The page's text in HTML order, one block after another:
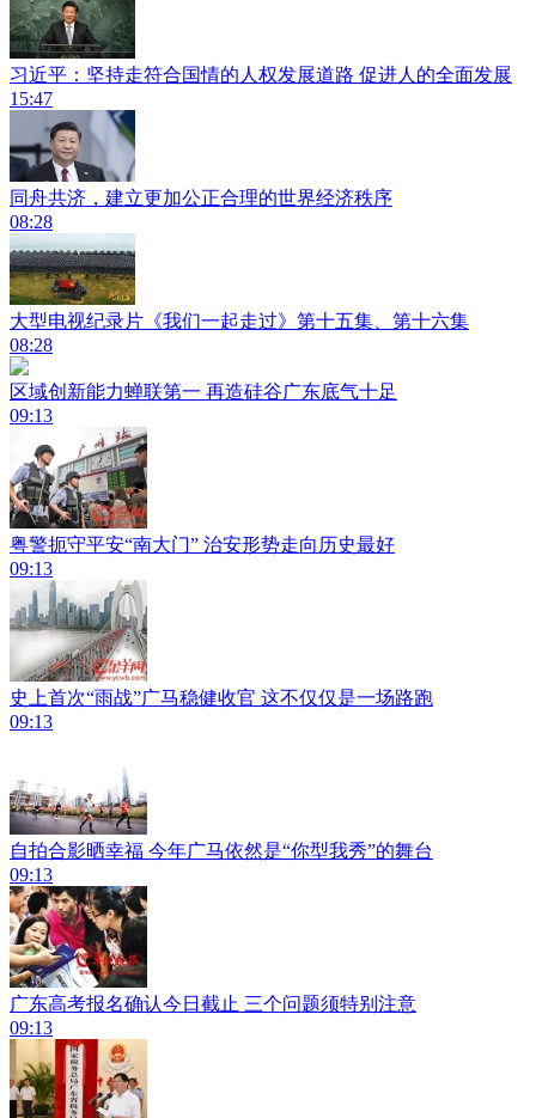
习近平：坚持走符合国情的人权发展道路 促进人的全面发展
15:47
同舟共济，建立更加公正合理的世界经济秩序
08:28
大型电视纪录片《我们一起走过》第十五集、第十六集
08:28
区域创新能力蝉联第一 再造硅谷广东底气十足
09:13
粤警扼守平安“南大门” 治安形势走向历史最好
09:13
史上首次“雨战”广马稳健收官 这不仅仅是一场路跑
09:13
自拍合影晒幸福 今年广马依然是“你型我秀”的舞台
09:13
广东高考报名确认今日截止 三个问题须特别注意
09:13